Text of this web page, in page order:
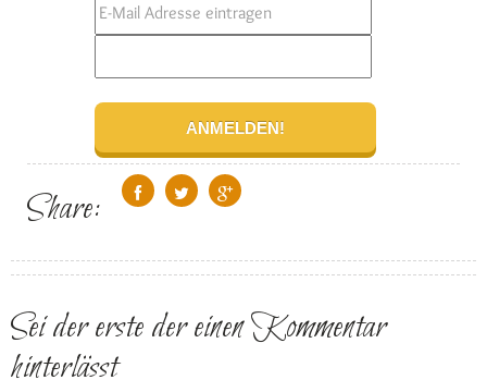
Share:
Sei der erste der einen Kommentar
hinterlässt